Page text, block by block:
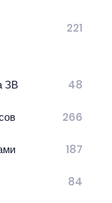
221
ЗВ 48
266
187
84